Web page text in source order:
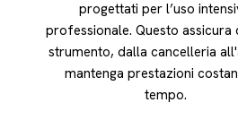
progettati per l’uso
professionale. Questo assicura
strumento, dalla cancelleria
mantenga prestazioni
tempo.